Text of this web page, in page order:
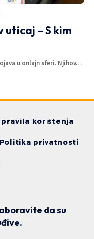
uticaj – S kim
u onlajn sferi. Njihov…
pravila korištenja
Politika privatnosti
da su